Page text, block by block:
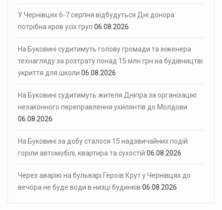
У Чернівцях 6-7 серпня відбудуться Дні донора:
потрібна кров усіх груп 06.08.2026
На Буковині судитимуть голову громади та інженера
технагляду за розтрату понад 15 млн грн на будівництві
укриття для школи 06.08.2026
На Буковині судитимуть жителя Дніпра за організацію
незаконного переправлення ухилянтів до Молдови
06.08.2026
На Буковині за добу сталося 15 надзвичайних подій:
горіли автомобілі, квартира та сухостій 06.08.2026
Через аварію на бульварі Героїв Крут у Чернівцях до
вечора не буде води в низці будинків 06.08.2026